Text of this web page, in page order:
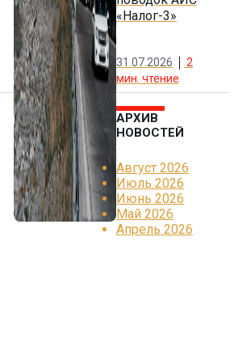
«Налог-3»
31.07.2026
2
мин. чтение
АРХИВ
НОВОСТЕЙ
Август 2026
Июль 2026
Июнь 2026
Май 2026
Апрель 2026